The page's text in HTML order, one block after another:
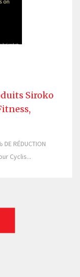
Siroko
RÉDUCTION
Cyclis...